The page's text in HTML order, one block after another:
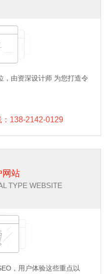
，由资深设计师 为您打造令
138-2142-0129
网站
TYPE WEBSITE
，用户体验这些重点以